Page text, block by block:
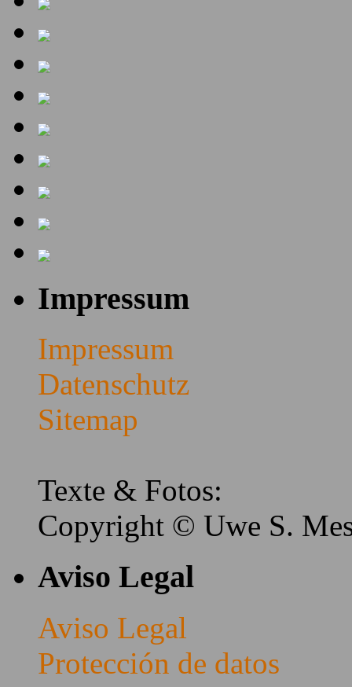
Impressum
Impressum
Datenschutz
Sitemap
Texte & Fotos:
Copyright © Uwe S.
Aviso Legal
Aviso Legal
Protección de datos